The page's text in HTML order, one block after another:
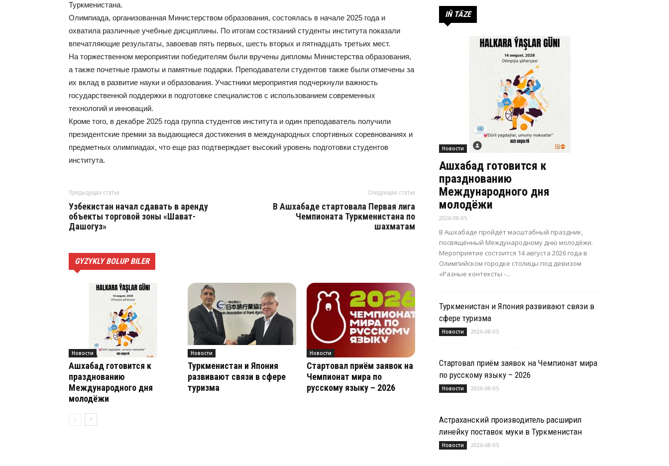
Туркменистана.
Олимпиада, организованная Министерством образования, состоялась в начале 2025 года и
охватила различные учебные дисциплины. По итогам состязаний студенты института показали
впечатляющие результаты, завоевав пять первых, шесть вторых и пятнадцать третьих мест.
На торжественном мероприятии победителям были вручены дипломы Министерства образования,
а также почетные грамоты и памятные подарки. Преподаватели студентов также были отмечены за
их вклад в развитие науки и образования. Участники мероприятия подчеркнули важность
государственной поддержки в подготовке специалистов с использованием современных
технологий и инноваций.
Кроме того, в декабре 2025 года группа студентов института и один преподаватель получили
президентские премии за выдающиеся достижения в международных спортивных соревнованиях и
предметных олимпиадах, что еще раз подтверждает высокий уровень подготовки студентов
института.
Предыдущая статья
Узбекистан начал сдавать в аренду
объекты торговой зоны «Шават-
Дашогуз»
Следующая статья
В Ашхабаде стартовала Первая лига
Чемпионата Туркменистана по
шахматам
GYZYKLY BOLUP BILER
Новости
Ашхабад готовится к
празднованию
Международного дня
молодёжи
Новости
Туркменистан и Япония
развивают связи в сфере
туризма
Новости
Стартовал приём заявок на
Чемпионат мира по
русскому языку – 2026
IŇ TÄZE
Новости
Ашхабад готовится к
празднованию
Международного дня
молодёжи
2026-08-05
В Ашхабаде пройдёт масштабный праздник,
посвящённый Международному дню молодёжи.
Мероприятие состоится 14 августа 2026 года в
Олимпийском городке столицы под девизом
«Разные контексты -...
Туркменистан и Япония развивают связи в
сфере туризма
Новости 2026-08-05
Стартовал приём заявок на Чемпионат мира
по русскому языку – 2026
Новости 2026-08-05
Астраханский производитель расширил
линейку поставок муки в Туркменистан
Новости 2026-08-05